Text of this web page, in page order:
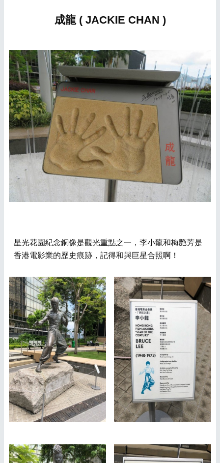
成龍 ( JACKIE CHAN )
星光花園紀念銅像是觀光重點之一，李小龍和梅艷芳是
香港電影業的歷史痕跡，記得和與巨星合照啊！